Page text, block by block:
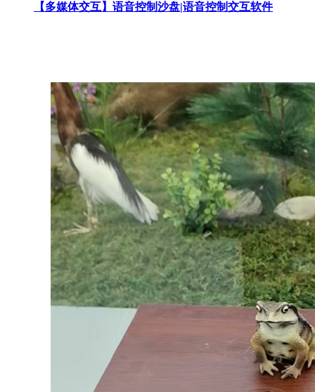
【多媒体交互】语音控制沙盘|语音控制交互软件